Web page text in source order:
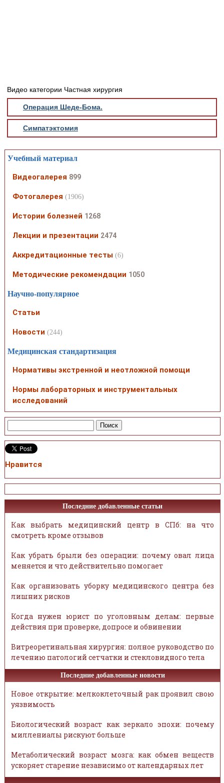
FAQ
Видео категории Частная хирургия
Операция Шеде-Бома.
Симпатэктомия
Учебный материал
Видеогалерея 899
Фотогалерея (1906)
Истории болезней 1268
Лекции и презентации 2474
Аккредитационные тесты (6)
Методические рекомендации 1050
Научно-популярное
Статьи
Новости (244)
Медицинская стандартизация
Нормативы экстренной и неотложной помощи
Нормы лабораторных и инструментальных
исследований
Нравится
Последние добавленные статьи
Как выбрать медицинский центр в СПб: на что
смотреть кроме отзывов
Как убрать брыли без операции: почему овал лица
меняется и что действительно помогает
Как организовать уборку медицинского центра без
лишних рисков
Когда нужен юрист по уголовным делам: первые
действия при проверке, допросе и обвинении
Витреоретинальная хирургия: полное руководство по
лечению патологий сетчатки и стекловидного тела
Последние добавленные новости
Новое открытие: мелкоклеточный рак проявил свою
уязвимость
Биологический возраст как зеркало эпохи: почему
миллениалы рискуют больше
Метаболический возраст мозга: как обмен веществ
ускоряет старение независимо от календарных лет